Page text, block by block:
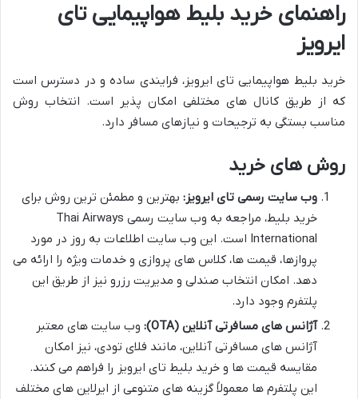
راهنمای خرید بلیط هواپیمایی تای
ایرویز
خرید بلیط هواپیمایی تای ایرویز، فرایندی ساده و در دسترس است
که از طریق کانال های مختلفی امکان پذیر است. انتخاب روش
مناسب بستگی به ترجیحات و نیازهای مسافر دارد.
روش های خرید
وب سایت رسمی تای ایرویز: بهترین و مطمئن ترین روش برای
خرید بلیط، مراجعه به وب سایت رسمی Thai Airways
International است. این وب سایت اطلاعات به روز در مورد
پروازها، قیمت ها، کلاس های پروازی و خدمات ویژه را ارائه می
دهد. امکان انتخاب صندلی و مدیریت رزرو نیز از طریق این
پلتفرم وجود دارد.
آژانس های مسافرتی آنلاین (OTA):
وب سایت های معتبر
آژانس های مسافرتی آنلاین، مانند فلای تودی، نیز امکان
مقایسه قیمت ها و خرید بلیط تای ایرویز را فراهم می کنند.
این پلتفرم ها معمولاً گزینه های متنوعی از ایرلاین های مختلف